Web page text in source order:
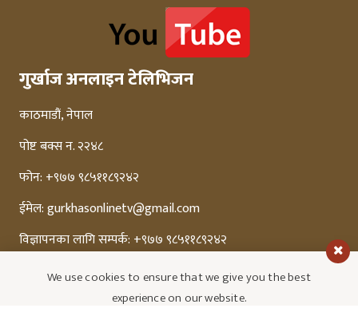
गुर्खाज अनलाइन टेलिभिजन
काठमाडौं, नेपाल
पोष्ट बक्स न. २२४८
फोन: +९७७ ९८५११८९२४२
ईमेल:gurkhasonlinetv@gmail.com
विज्ञापनका लागि सम्पर्क: +९७७ ९८५११८९२४२
We use cookies to ensure that we give you the best
experience on our website.